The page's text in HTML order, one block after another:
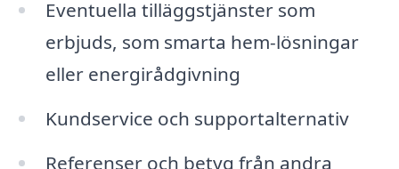
Eventuella tilläggstjänster som
erbjuds, som smarta hem-lösningar
eller energirådgivning
Kundservice och supportalternativ
Referenser och betyg från andra